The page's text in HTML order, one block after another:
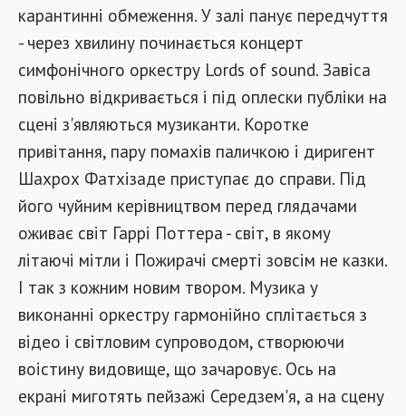
карантинні обмеження. У залі панує передчуття
- через хвилину починається концерт
симфонічного оркестру Lords of sound. Завіса
повільно відкривається і під оплески публіки на
сцені з'являються музиканти. Коротке
привітання, пару помахів паличкою і диригент
Шахрох Фатхізаде приступає до справи. Під
його чуйним керівництвом перед глядачами
оживає світ Гаррі Поттера - світ, в якому
літаючі мітли і Пожирачі смерті зовсім не казки.
І так з кожним новим твором. Музика у
виконанні оркестру гармонійно сплітається з
відео і світловим супроводом, створюючи
воістину видовище, що зачаровує. Ось на
екрані миготять пейзажі Середзем'я, а на сцену